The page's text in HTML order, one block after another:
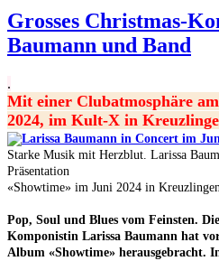
Grosses Christmas-
Baumann und Band
.
Mit einer Clubatmosphäre
2024, im Kult-X in
Starke Musik mit Herzblut. Larissa
Präsentation
«Showtime» im Juni 2024 in
Pop, Soul und Blues vom Feinsten.
Komponistin Larissa Baumann hat
Album «Showtime» herausgebracht.